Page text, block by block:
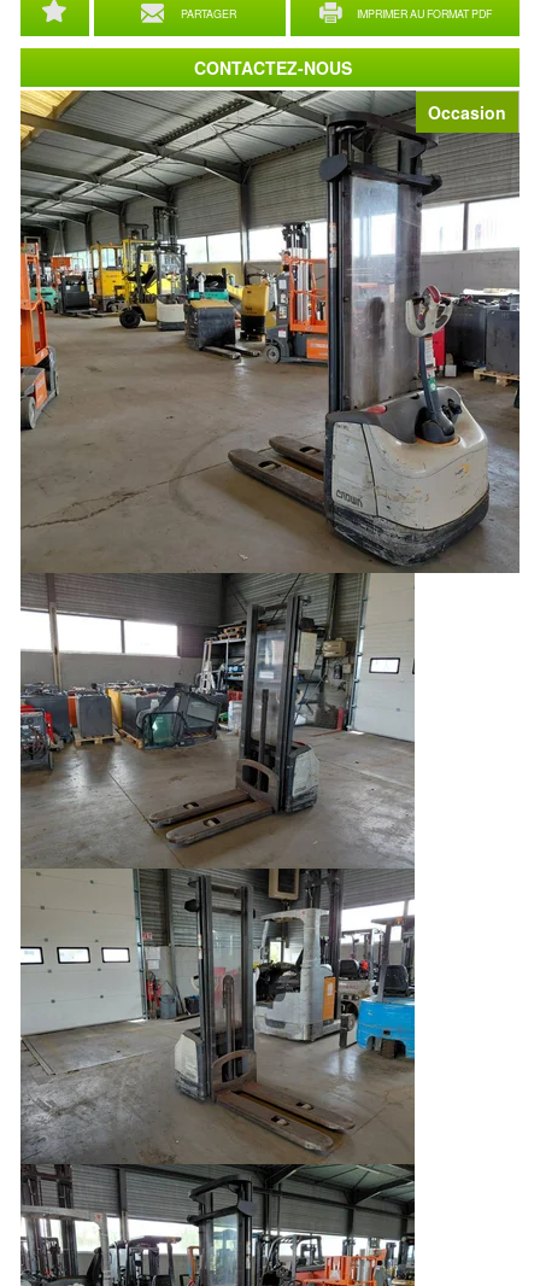
Occasion
PARTAGER IMPRIMER AU FORMAT PDF
CONTACTEZ-NOUS